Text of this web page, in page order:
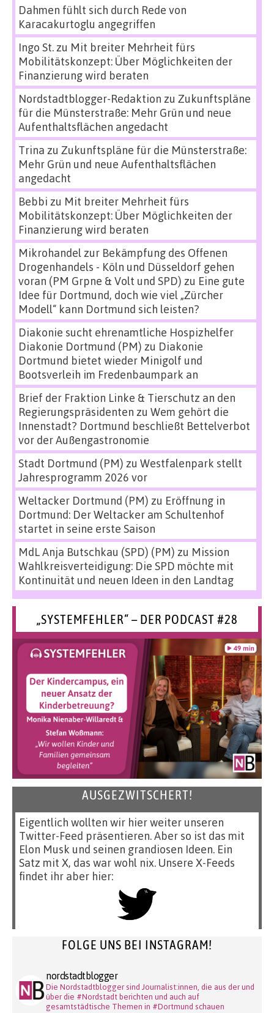
Dahmen fühlt sich durch Rede von
Karacakurtoglu angegriffen
Ingo St.zu Mit breiter Mehrheit fürs
Mobilitätskonzept: Über Möglichkeiten der
Finanzierung wird beraten
Nordstadtblogger-Redaktion zu Zukunftspläne
für die Münsterstraße: Mehr Grün und neue
Aufenthaltsflächen angedacht
Trina zu Zukunftspläne für die Münsterstraße:
Mehr Grün und neue Aufenthaltsflächen
angedacht
Bebbi zu Mit breiter Mehrheit fürs
Mobilitätskonzept: Über Möglichkeiten der
Finanzierung wird beraten
Mikrohandel zur Bekämpfung des Offenen
Drogenhandels - Köln und Düsseldorf gehen
voran (PM Grpne & Volt und SPD) zu Eine gute
Idee für Dortmund, doch wie viel „Zürcher
Modell“ kann Dortmund sich leisten?
Diakonie sucht ehrenamtliche Hospizhelfer
Diakonie Dortmund (PM) zu Diakonie
Dortmund bietet wieder Minigolf und
Bootsverleih im Fredenbaumpark an
Brief der Fraktion Linke & Tierschutz an den
Regierungspräsidenten zu Wem gehört die
Innenstadt? Dortmund beschließt Bettelverbot
vor der Außengastronomie
Stadt Dortmund (PM) zu Westfalenpark stellt
Jahresprogramm 2026 vor
Weltacker Dortmund (PM) zu Eröffnung in
Dortmund: Der Weltacker am Schultenhof
startet in seine erste Saison
MdL Anja Butschkau (SPD) (PM) zu Mission
Wahlkreisverteidigung: Die SPD möchte mit
Kontinuität und neuen Ideen in den Landtag
„SYSTEMFEHLER“ – DER PODCAST #28
AUSGEZWITSCHERT!
Eigentlich wollten wir hier weiter unseren
Twitter-Feed präsentieren. Aber so ist das mit
Elon Musk und seinen grandiosen Ideen. Ein
Satz mit X, das war wohl nix. Unsere X-Feeds
findet ihr aber hier:
FOLGE UNS BEI INSTAGRAM!
nordstadtblogger
Die Nordstadtblogger sind Journalist:innen, die aus der und
über die #Nordstadt berichten und auch auf
gesamtstädtische Themen in #Dortmund schauen